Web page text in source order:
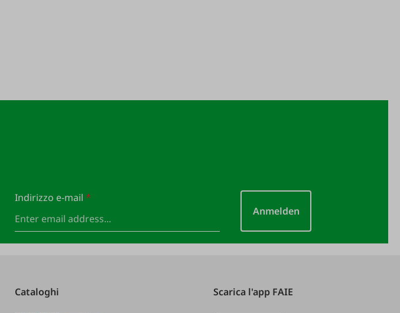
Indirizzo e-mail *
Anmelden
Cataloghi Scarica l'app FAIE